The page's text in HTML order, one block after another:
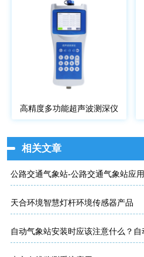
高精度多功能超声波测深仪
相关文章
公路交通气象站-公路交通气象站应用
天合环境智慧灯杆环境传感器产品